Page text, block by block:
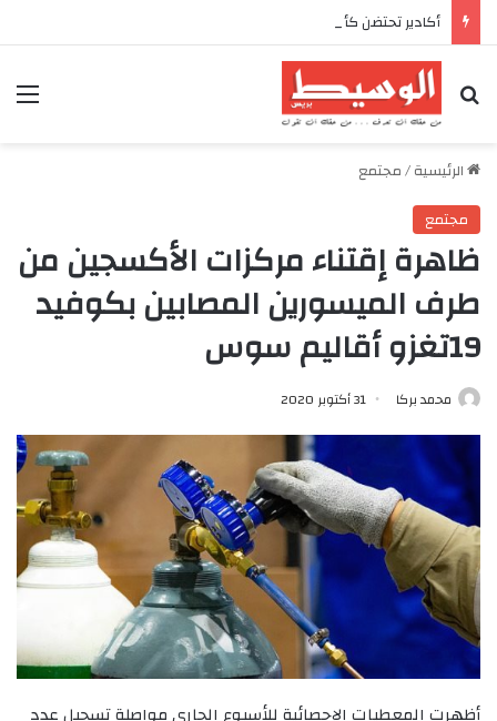
بحث عن
الرئيسية/مجتمع
مجتمع
ظاهرة إقتناء مركزات الأكسجين من
طرف الميسورين المصابين بكوفيد
19تغزو أقاليم سوس
محمد بركا 31 أكتوبر 2020
أظهرت المعطيات الإحصائية للأسبوع الجاري مواصلة تسجيل عدد